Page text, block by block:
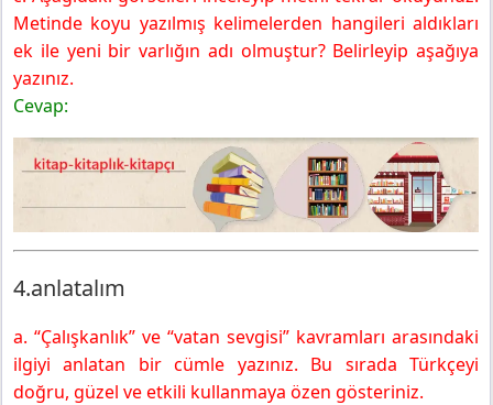
Metinde koyu yazılmış kelimelerden hangileri aldıkları
ek ile yeni bir varlığın adı olmuştur? Belirleyip aşağıya
yazınız.
Cevap:
4.anlatalım
a. “Çalışkanlık” ve “vatan sevgisi” kavramları arasındaki
ilgiyi anlatan bir cümle yazınız. Bu sırada Türkçeyi
doğru, güzel ve etkili kullanmaya özen gösteriniz.